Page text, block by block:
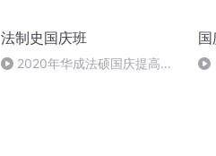
法制史国庆班
2020年华成法硕国庆提高班